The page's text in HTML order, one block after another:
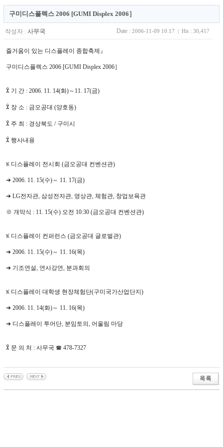
구미디스플렉스 2006 [GUMI Displex 2006］
작성자 : 사무국 Date : 2006-11-09 10:17 | Hit : 30,417
즐거움이 있는 디스플레이 종합축제』
구미디스플렉스 2006 [GUMI Displex 2006］
ꁾ 기 간 : 2006. 11. 14(화)～11. 17(금)
ꁾ 장 소 : 금오공대 (양호동)
ꁾ 주 최 : 경상북도 / 구미시
ꁾ 행사내용
ꁱ 디스플레이 전시회 (금오공대 컨벤션관)
➜ 2006. 11. 15(수)～ 11. 17(금)
➜ LG전자관, 삼성전자관, 영상관, 체험관, 창업보육관
※ 개막식 : 11. 15(수) 오전 10:30 (금오공대 컨벤션관)
ꁱ 디스플레이 컨퍼런스 (금오공대 글로벌관)
➜ 2006. 11. 15(수)～ 11. 16(목)
➜ 기조연설, 연사강연, 분과회의
ꁱ 디스플레이 대학생 현장체험단(구미국가산업단지)
➜ 2006. 11. 14(화)～ 11. 16(목)
➜ 디스플레이 투어단, 분임토의, 어울림 마당
ꁾ 문 의 처 : 사무국 ☎ 478-7327